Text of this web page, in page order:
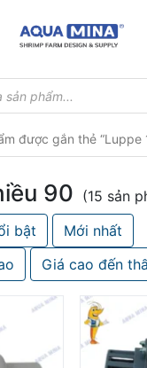
được gắn thẻ “Luppe
90 (15 sản
bật
Mới nhất
Giá cao đến